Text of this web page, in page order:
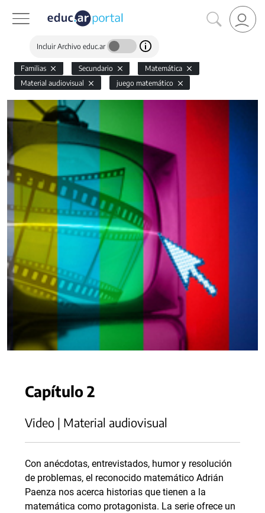
Incluir Archivo educ.ar
Familias Secundario
Matemática
Material audiovisual
juego matemático
Capítulo 2
Video | Material audiovisual
Con anécdotas, entrevistados, humor y resolución
de problemas, el reconocido matemático Adrián
Paenza nos acerca historias que tienen a la
matemática como protagonista. La serie ofrece un